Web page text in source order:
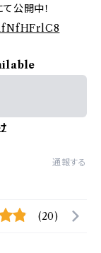
公開中！
通報する
(20)